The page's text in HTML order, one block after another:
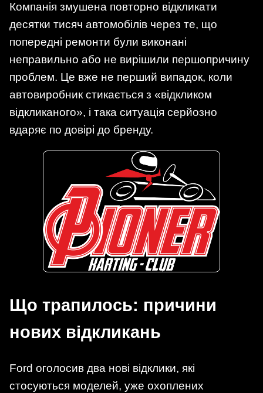
Компанія змушена повторно відкликати
десятки тисяч автомобілів через те, що
попередні ремонти були виконані
неправильно або не вирішили першопричину
проблем. Це вже не перший випадок, коли
автовиробник стикається з «відкликом
відкликаного», і така ситуація серйозно
вдаряє по довірі до бренду.
Що трапилось: причини
нових відкликань
Ford оголосив два нові відклики, які
стосуються моделей, уже охоплених